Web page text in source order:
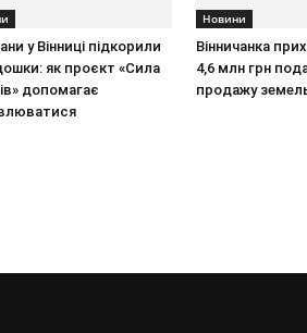
у Вінниці підкорили
як проєкт «Сила
допомагає
Новини
Вінничанка
4,6 млн грн
продажу